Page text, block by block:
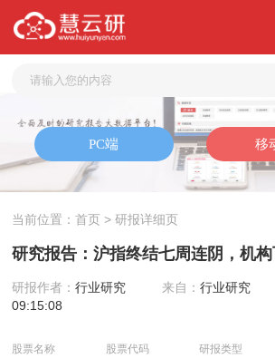
当前位置：首页 > 研报详细页
研究报告：沪指终结七周连阴，机
研报作者：行业研究 来自：行业研究
09:15:08
股票名称 股票代码 研报类型